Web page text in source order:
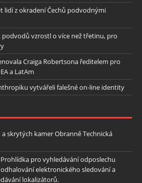
lidí z okradení Čechů podvodnými
vzrostl o více než třetinu, pro
Craiga Robertsona ředitelem pro
a LatAm
vytvářeli falešné on-line identity
skrytých kamer Obranně Technická
pro vyhledávání odposlechu
elektronického sledování a
lokalizátorů.